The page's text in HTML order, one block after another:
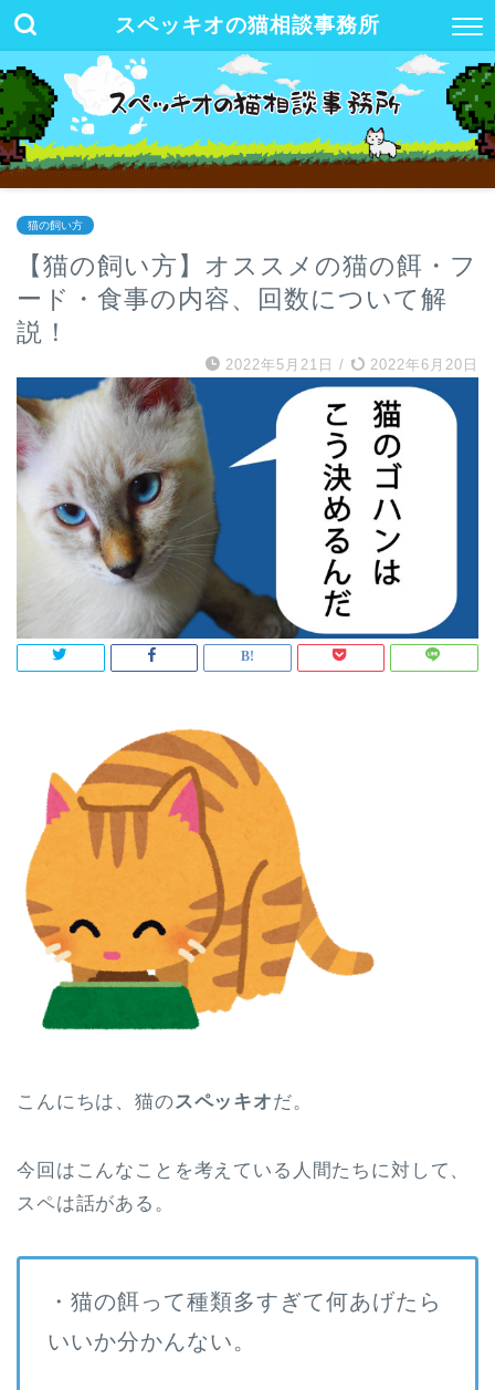
スペッキオの猫相談事務所
猫の飼い方
【猫の飼い方】オススメの猫の餌・フ
ード・食事の内容、回数について解
説！
2022年5月21日 / 2022年6月20日
こんにちは、猫のスペッキオだ。
今回はこんなことを考えている人間たちに対して、
スペは話がある。
・猫の餌って種類多すぎて何あげたら
いいか分かんない。